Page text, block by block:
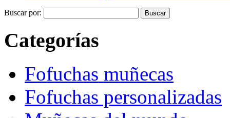
Buscar por:
Categorías
Fofuchas muñecas
Fofuchas personalizadas